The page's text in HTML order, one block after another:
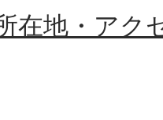
在地・アク